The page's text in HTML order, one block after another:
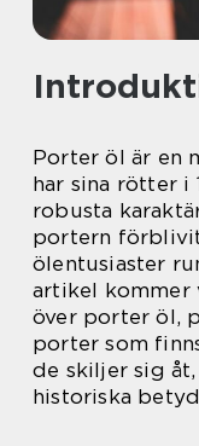
Porter öl är en
har sina rötter i
robusta
portern
ölentusiaster
artikel kommer
över porter öl,
porter som
de skiljer sig åt,
historiska